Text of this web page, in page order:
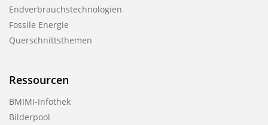
Endverbrauchstechnologien
Fossile Energie
Querschnittsthemen
Ressourcen
BMIMI-Infothek
Bilderpool